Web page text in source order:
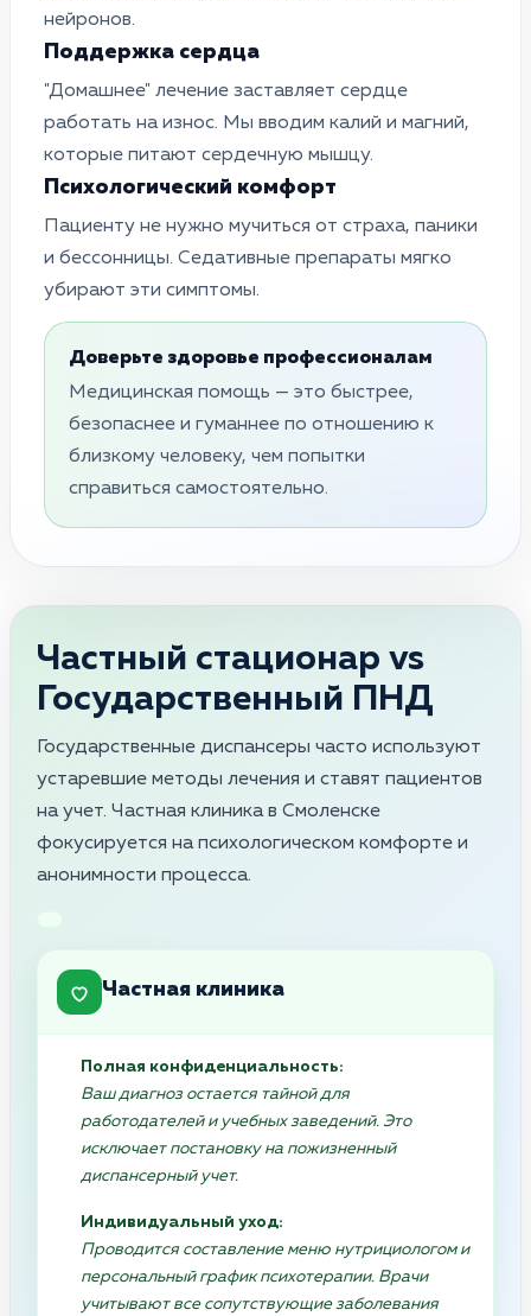
нейронов.
Поддержка сердца
"Домашнее" лечение заставляет сердце
работать на износ. Мы вводим калий и магний,
которые питают сердечную мышцу.
Психологический комфорт
Пациенту не нужно мучиться от страха, паники
и бессонницы. Седативные препараты мягко
убирают эти симптомы.
Доверьте здоровье профессионалам
Медицинская помощь — это быстрее,
безопаснее и гуманнее по отношению к
близкому человеку, чем попытки
справиться самостоятельно.
Частный стационар vs
Государственный ПНД
Государственные диспансеры часто используют
устаревшие методы лечения и ставят пациентов
на учет. Частная клиника в Смоленске
фокусируется на психологическом комфорте и
анонимности процесса.
Частная клиника
Полная конфиденциальность:
Ваш диагноз остается тайной для
работодателей и учебных заведений. Это
исключает постановку на пожизненный
диспансерный учет.
Индивидуальный уход:
Проводится составление меню нутрициологом и
персональный график психотерапии. Врачи
учитывают все сопутствующие заболевания